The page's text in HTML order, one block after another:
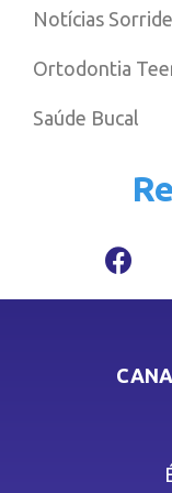
Notícias
Ortodontia
Saúde Bucal